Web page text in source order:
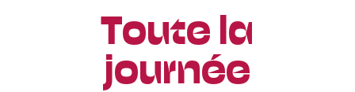
Toute la
journée